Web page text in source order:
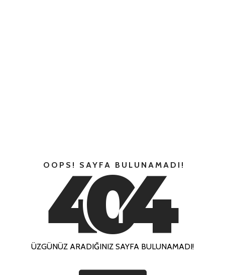
OOPS! SAYFA BULUNAMADI!
404
ÜZGÜNÜZ ARADIĞINIZ SAYFA BULUNAMADI!